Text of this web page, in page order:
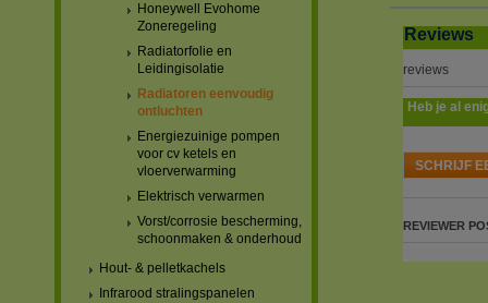
Honeywell Evohome
Zoneregeling
Radiatorfolie en
Leidingisolatie
Radiatoren eenvoudig
ontluchten
Energiezuinige pompen
voor cv ketels en
vloerverwarming
Elektrisch verwarmen
Vorst/corrosie bescherming,
schoonmaken & onderhoud
Hout- & pelletkachels
Infrarood stralingspanelen
Reviews
reviews
Heb je al
SCHRIJF
REVIEWER